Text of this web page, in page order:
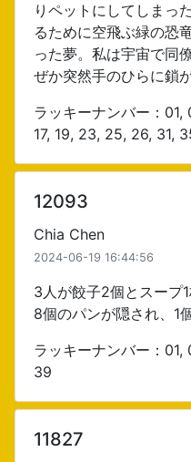
りペットにしてしまっ
るために空飛ぶ緑の恐
った夢。私は宇宙で同
ぜか突然手のひらに鎖
ラッキーナンバー：
17, 19, 23, 25, 26, 31,
12093
Chia Chen
2024-06-19 16:44:56
3人が餃子2個とスープ1
8個のパンが隠され、1
ラッキーナンバー：01,
39
11827